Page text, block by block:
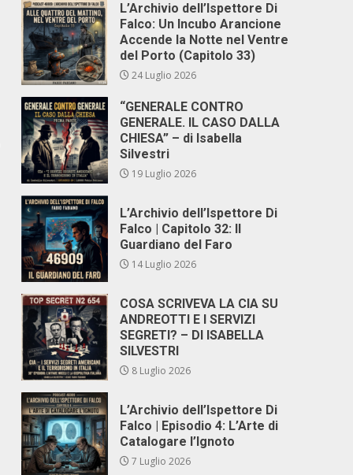
L’Archivio dell’Ispettore Di
Falco: Un Incubo Arancione
Accende la Notte nel Ventre
del Porto (Capitolo 33)
24 Luglio 2026
“GENERALE CONTRO
GENERALE. IL CASO DALLA
CHIESA” – di Isabella
Silvestri
19 Luglio 2026
L’Archivio dell’Ispettore Di
Falco | Capitolo 32: Il
Guardiano del Faro
14 Luglio 2026
COSA SCRIVEVA LA CIA SU
ANDREOTTI E I SERVIZI
SEGRETI? – DI ISABELLA
SILVESTRI
8 Luglio 2026
L’Archivio dell’Ispettore Di
Falco | Episodio 4: L’Arte di
Catalogare l’Ignoto
7 Luglio 2026